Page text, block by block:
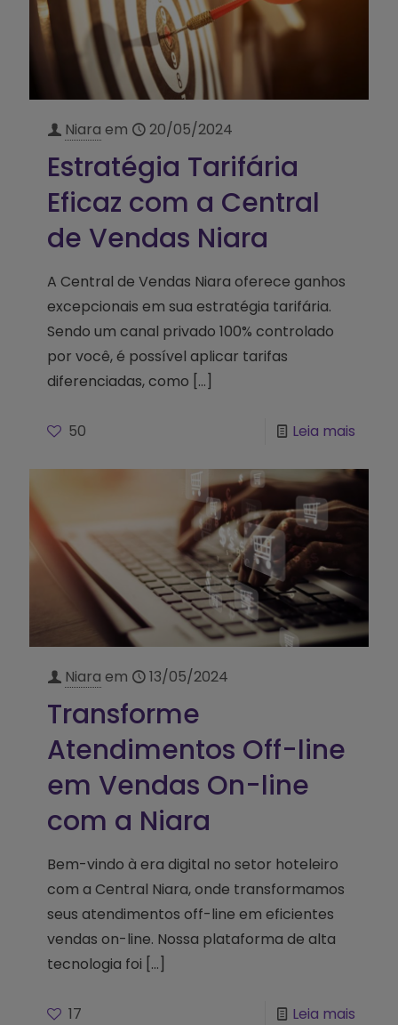
Niara em 20/05/2024
Estratégia Tarifária
Eficaz com a Central
de Vendas Niara
A Central de Vendas Niara oferece ganhos
excepcionais em sua estratégia tarifária.
Sendo um canal privado 100% controlado
por você, é possível aplicar tarifas
diferenciadas, como […]
50 Leia mais
Niara em 13/05/2024
Transforme
Atendimentos Off-line
em Vendas On-line
com a Niara
Bem-vindo à era digital no setor hoteleiro
com a Central Niara, onde transformamos
seus atendimentos off-line em eficientes
vendas on-line. Nossa plataforma de alta
tecnologia foi […]
17 Leia mais